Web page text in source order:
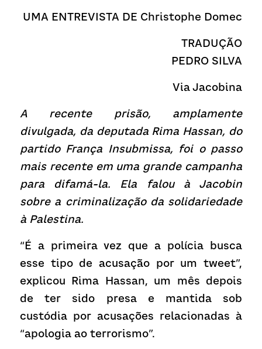
UMA ENTREVISTA DE Christophe Domec
TRADUÇÃO
PEDRO SILVA
Via Jacobina
A recente prisão, amplamente
divulgada, da deputada Rima Hassan, do
partido França Insubmissa, foi o passo
mais recente em uma grande campanha
para difamá-la. Ela falou à Jacobin
sobre a criminalização da solidariedade
à Palestina.
“É a primeira vez que a polícia busca
esse tipo de acusação por um tweet”,
explicou Rima Hassan, um mês depois
de ter sido presa e mantida sob
custódia por acusações relacionadas à
“apologia ao terrorismo”.